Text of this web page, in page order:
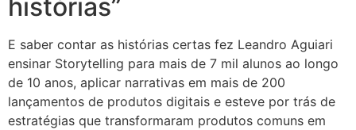
histórias”
E saber contar as histórias certas fez Leandro Aguiari
ensinar Storytelling para mais de 7 mil alunos ao longo
de 10 anos, aplicar narrativas em mais de 200
lançamentos de produtos digitais e esteve por trás de
estratégias que transformaram produtos comuns em